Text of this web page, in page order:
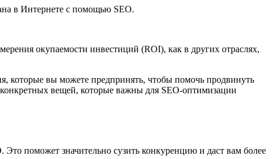
в Интернете с помощью SEO.
окупаемости инвестиций (ROI), как в других отраслях,
которые вы можете предпринять, чтобы помочь продвинуть
вещей, которые важны для SEO-оптимизации
поможет значительно сузить конкуренцию и даст вам более